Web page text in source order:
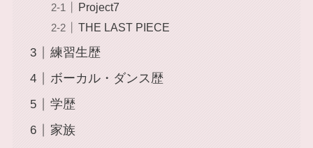
Project7
THE LAST PIECE
練習生歴
ボーカル・ダンス歴
学歴
家族